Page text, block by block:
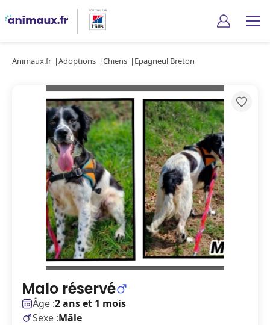
Animaux.fr Adoptions Chiens Epagneul Breton
Malo réservé
Âge :2 ans et 1 mois
Sexe :Mâle